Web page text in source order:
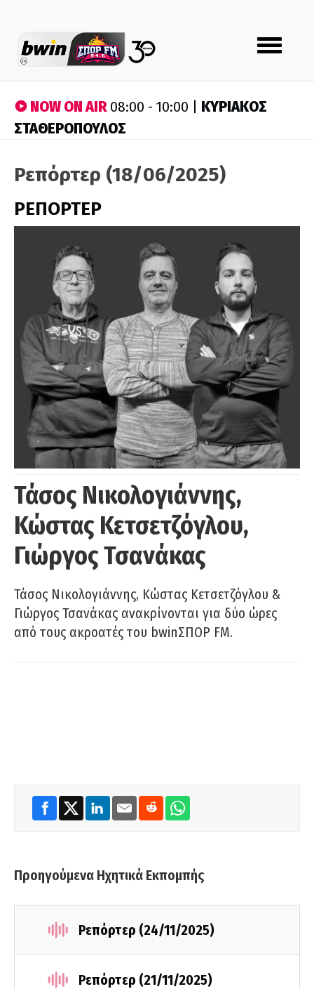
Toggle
navigation
NOW ON AIR08:00 - 10:00 | ΚΥΡΙΑΚΟΣ
ΣΤΑΘΕΡΟΠΟΥΛΟΣ
Ρεπόρτερ (18/06/2025)
ΡΕΠΟΡΤΕΡ
Τάσος Νικολογιάννης,
Κώστας Κετσετζόγλου,
Γιώργος Τσανάκας
Τάσος Νικολογιάννης, Κώστας Κετσετζόγλου &
Γιώργος Τσανάκας ανακρίνονται για δύο ώρες
από τους ακροατές του bwinΣΠΟΡ FM.
Προηγούμενα Ηχητικά Εκπομπής
Ρεπόρτερ (24/11/2025)
Ρεπόρτερ (21/11/2025)